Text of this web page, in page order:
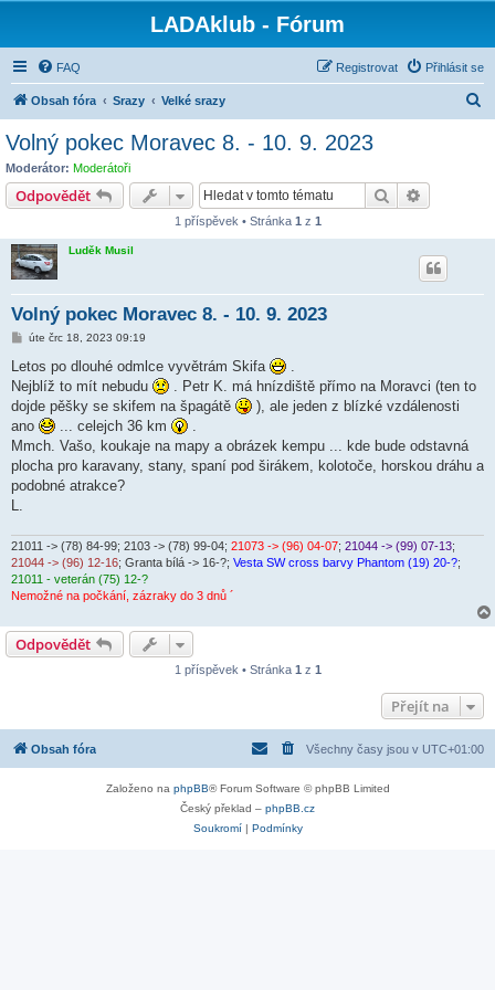
LADAklub - Fórum
FAQ Přihlásit se
Registrovat
Obsah fóra Srazy Velké srazy
Volný pokec Moravec 8. - 10. 9. 2023
Moderátor: Moderátoři
Odpovědět Hledat
1 příspěvek • Stránka 1 z 1
Luděk Musil
Volný pokec Moravec 8. - 10. 9. 2023
P
í
p
ě
v
e
k
úte črc 18, 2023 09:19
Letos po dlouhé odmlce vyvětrám Skifa
Nejblíž to mít nebudu
. Petr K. má hnízdiště přímo na Moravci (ten to
dojde pěšky se skifem na špagátě
), ale jeden z blízké vzdálenosti
ano
... celejch 36 km
Mmch. Vašo, koukaje na mapy a obrázek kempu ... kde bude odstavná
plocha pro karavany, stany, spaní pod širákem, kolotoče, horskou dráhu a
podobné atrakce?
L.
21011 -> (78) 84-99; 2103 -> (78) 99-04; 21073 -> (96) 04-07; 21044 -> (99) 07-13;
21044 -> (96) 12-16; Granta bílá -> 16-?; Vesta SW cross barvy Phantom (19) 20-?;
21011 - veterán (75) 12-?
Nemožné na počkání, zázraky do 3 dnů ´
Odpovědět
1 příspěvek • Stránka 1 z 1
Přejít na
Obsah fóra Všechny časy jsou v UTC+01:00
Založeno na phpBB® Forum Software © phpBB Limited
Český překlad – phpBB.cz
Soukromí| Podmínky